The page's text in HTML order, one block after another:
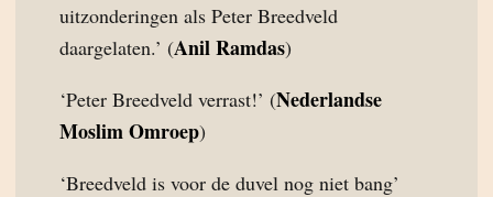
uitzonderingen als Peter Breedveld
daargelaten.’ (Anil Ramdas)
‘Peter Breedveld verrast!’ (Nederlandse
Moslim Omroep)
‘Breedveld is voor de duvel nog niet bang’